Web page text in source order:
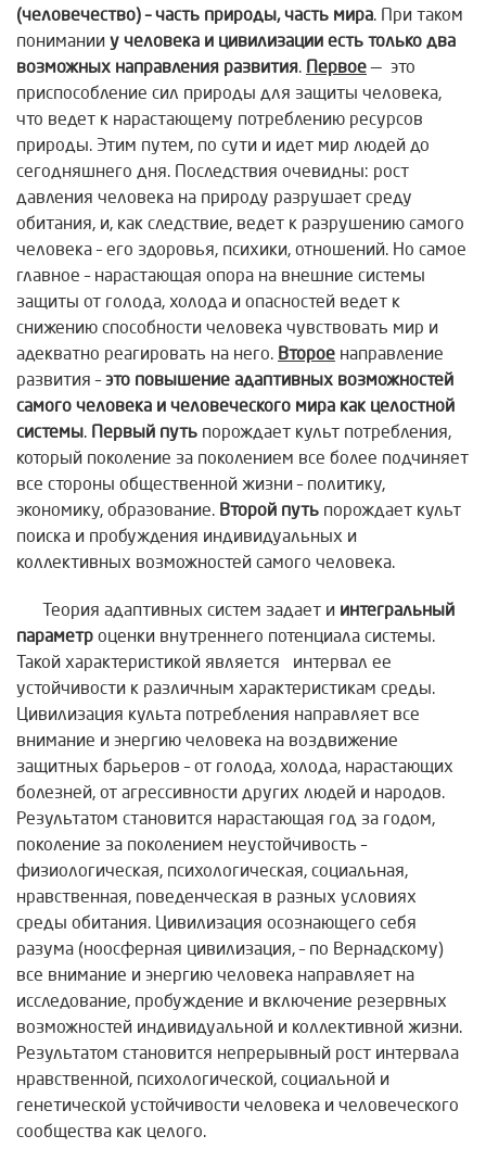
(человечество) – часть природы, часть мира. При таком
понимании у человека и цивилизации есть только два
возможных направления развития. Первое — это
приспособление сил природы для защиты человека,
что ведет к нарастающему потреблению ресурсов
природы. Этим путем, по сути и идет мир людей до
сегодняшнего дня. Последствия очевидны: рост
давления человека на природу разрушает среду
обитания, и, как следствие, ведет к разрушению самого
человека – его здоровья, психики, отношений. Но самое
главное – нарастающая опора на внешние системы
защиты от голода, холода и опасностей ведет к
снижению способности человека чувствовать мир и
адекватно реагировать на него. Второе направление
развития –это повышение адаптивных возможностей
самого человека и человеческого мира как целостной
системы. Первый путь порождает культ потребления,
который поколение за поколением все более подчиняет
все стороны общественной жизни – политику,
экономику, образование. Второй путь порождает культ
поиска и пробуждения индивидуальных и
коллективных возможностей самого человека.
Теория адаптивных систем задает и интегральный
параметр оценки внутреннего потенциала системы.
Такой характеристикой является интервал ее
устойчивости к различным характеристикам среды.
Цивилизация культа потребления направляет все
внимание и энергию человека на воздвижение
защитных барьеров – от голода, холода, нарастающих
болезней, от агрессивности других людей и народов.
Результатом становится нарастающая год за годом,
поколение за поколением неустойчивость –
физиологическая, психологическая, социальная,
нравственная, поведенческая в разных условиях
среды обитания. Цивилизация осознающего себя
разума (ноосферная цивилизация, – по Вернадскому)
все внимание и энергию человека направляет на
исследование, пробуждение и включение резервных
возможностей индивидуальной и коллективной жизни.
Результатом становится непрерывный рост интервала
нравственной, психологической, социальной и
генетической устойчивости человека и человеческого
сообщества как целого.